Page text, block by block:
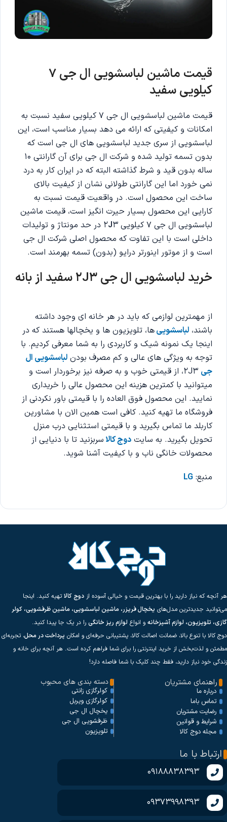
قیمت ماشین لباسشویی ال جی 7
کیلویی سفید
قیمت ماشین لباسشویی ال جی 7 کیلویی سفید نسبت به
امکانات و کیفیتی که ارائه می دهد بسیار مناسب است، این
لباسشویی از سری جدید لباسشویی های ال جی است که
بدون تسمه تولید شده و شرکت ال جی برای آن گارانتی 10
ساله بدون قید و شرط گذاشته البته که در ایران کار به درد
نمی خورد اما این گارانتی طولانی نشان از کیفیت بالای
ساخت این محصول است. در واقعیت قیمت نسبت به
کارایی این محصول بسیار حیرت انگیز است، قیمت ماشین
لباسشویی ال جی 7 کیلویی 2
J
3 در حد مونتاژ و تولیدات
داخلی است با این تفاوت که محصول اصلی شرکت ال جی
است و از موتور اینورتر درایو (بدون) تسمه بهرمند است.
خرید لباسشویی ال جی 2J3 سفید از بانه
از مهمترین لوازمی که باید در هر خانه ای وجود داشته
باشند، لباسشوییها، تلویزیون ها و یخچالها هستند که در
اینجا یک نمونه شیک و کاربردی را به شما معرفی کردیم. با
توجه به ویژگی های عالی و کم مصرف بودن لباسشویی ال
جی
2J3، از قیمتی خوب و به صرفه نیز برخوردار است و
میتوانید با کمترین هزینه این محصول عالی را خریداری
نمایید. این محصول فوق العاده را با قیمتی باور نکردنی از
فروشگاه ما تهیه کنید. کافی است همین الان با مشاورین
کاربلد ما تماس بگیرید و با قیمتی استثنایی درب منزل
تحویل بگیرید. به سایت دوج کالا سربزنید تا با دنیایی از
محصولات خانگی ناب و با کیفیت آشنا شوید.
منبع: LG
هر آنچه که نیاز دارید را با بهترین قیمت و خیالی آسوده از دوج کالاتهیه کنید. اینجا
می‌توانید جدیدترین مدل‌های یخچال فریزر، ماشین لباسشویی، ماشین ظرفشویی، کولر
گازی، تلویزیون، لوازم آشپزخانه و انواع لوازم ریز خانگی را در یک جا پیدا کنید.
دوج کالا با تنوع بالا، ضمانت اصالت کالا، پشتیبانی حرفه‌ای و امکان پرداخت در محل، تجربه‌ای
مطمئن و لذت‌بخش از خرید اینترنتی را برای شما فراهم کرده است. هر آنچه برای خانه و
زندگی خود نیاز دارید، فقط چند کلیک با شما فاصله دارد!
راهنمای مشتریان
درباره ما
تماس باما
رضایت مشتریان
شرایط و قوانین
مجله دوج کالا
دسته بندی های محبوب
کولرگازی زانتی
کولرگازی ویربل
یخچال ال جی
ظرفشویی ال جی
تلویزیون
ارتباط با ما
09188838393
09373998393